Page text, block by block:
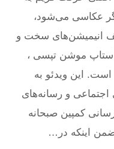
عکاسی می‌شود،
انیمیشن‌های سخت و
موشن تپسی ،
این ویدئو به
و رسانه‌های
کمپین صبحانه
اینکه در…